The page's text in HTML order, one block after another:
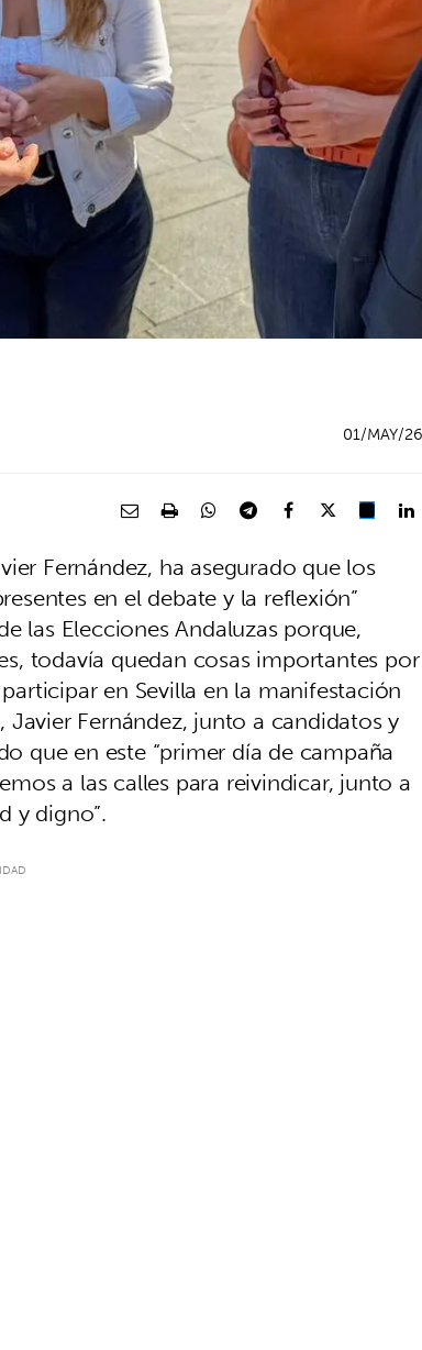
01/MAY/26
Fernández, ha asegurado que los
en el debate y la reflexión”
las Elecciones Andaluzas porque,
todavía quedan cosas importantes por
en Sevilla en la manifestación
Fernández, junto a candidatos y
que en este “primer día de campaña
a las calles para reivindicar, junto a
y digno”.